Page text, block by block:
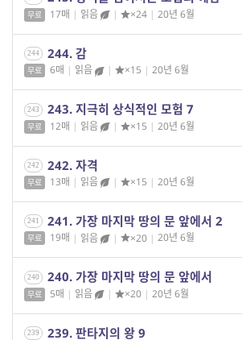
무료 17매 | 읽음 | ×24 | 20년 6월
244 244. 감
무료 6매 | 읽음 | ×15 | 20년 6월
243 243. 지극히 상식적인 모험 7
무료 12매 | 읽음 | ×15 | 20년 6월
242 242. 자격
무료 13매 | 읽음 | ×15 | 20년 6월
241 241. 가장 마지막 땅의 문 앞에서 2
무료 19매 | 읽음 | ×20 | 20년 6월
240 240. 가장 마지막 땅의 문 앞에서
무료 5매 | 읽음 | ×20 | 20년 6월
239 239. 판타지의 왕 9